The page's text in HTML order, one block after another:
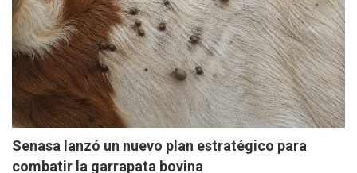
Senasa lanzó un nuevo plan estratégico para
combatir la garrapata bovina